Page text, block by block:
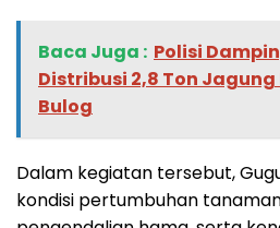
Baca Juga : Polisi
Distribusi 2,8 Ton Jagung
Bulog
Dalam kegiatan tersebut,
kondisi pertumbuhan